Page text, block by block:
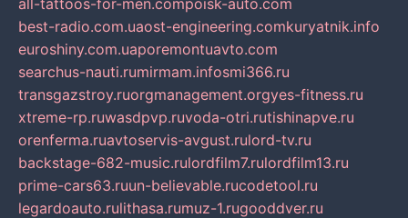
all-tattoos-for-men.compoisk-auto.com
best-radio.com.uaost-engineering.comkuryatnik.info
euroshiny.com.uaporemontuavto.com
searchus-nauti.rumirmam.infosmi366.ru
transgazstroy.ruorgmanagement.orgyes-fitness.ru
xtreme-rp.ruwasdpvp.ruvoda-otri.rutishinapve.ru
orenferma.ruavtoservis-avgust.rulord-tv.ru
backstage-682-music.rulordfilm7.rulordfilm13.ru
prime-cars63.ruun-believable.rucodetool.ru
legardoauto.rulithasa.rumuz-1.rugooddver.ru